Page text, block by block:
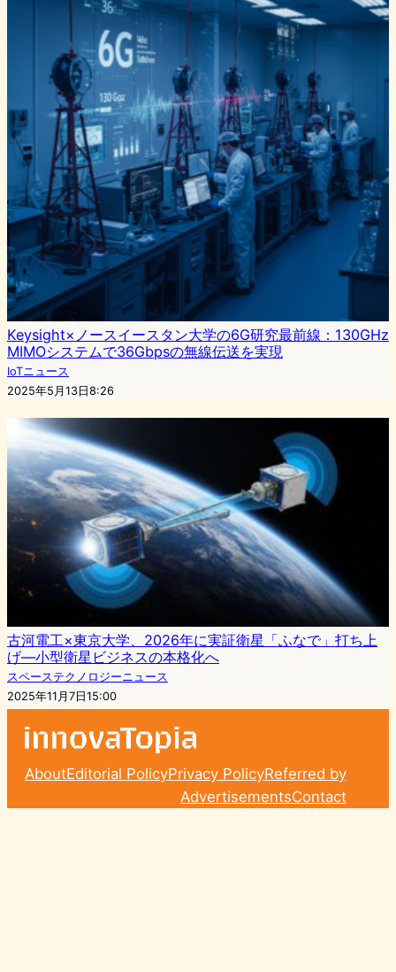
Keysight×ノースイースタン大学の6G研究最前線：130GHz
MIMOシステムで36Gbpsの無線伝送を実現
IoTニュース
2025年5月13日8:26
古河電工×東京大学、2026年に実証衛星「ふなで」打ち上
げ—小型衛星ビジネスの本格化へ
スペーステクノロジーニュース
2025年11月7日15:00
AboutEditorial PolicyPrivacy PolicyReferred by
AdvertisementsContact